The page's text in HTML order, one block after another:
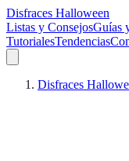
Disfraces Halloween
Listas y ConsejosGuías
TutorialesTendencias
Disfraces